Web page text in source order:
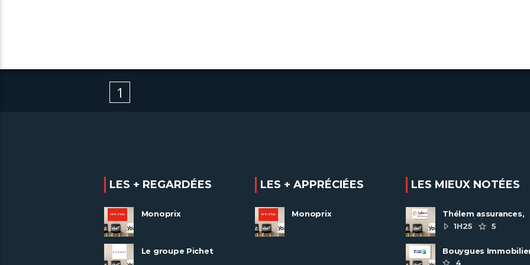
1
LES + REGARDÉES
Monoprix
Le groupe Pichet
LES + APPRÉCIÉES
Monoprix
LES MIEUX NOTÉES
Thélem assurances,
une politique RH
ambitieuse
1H25 5
Bouygues
recrute autour de 8
4